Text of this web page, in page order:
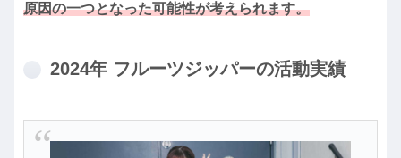
原因の一つとなった可能性が考えられます。
2024年 フルーツジッパーの活動実績